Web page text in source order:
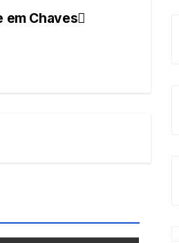
em Chaves